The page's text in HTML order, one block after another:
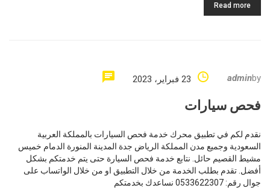
Read more
by
admin 23 فبراير، 2023
فحص سيارات
نقدم لكم في تطبيق محرك خدمة فحص السيارات بالمملكة العربية
السعودية وجميع مدن المملكة الرياض جدة المدينة المنورة الدمام خميس
مشيط القصيم حائل. نتابع خدمة فحص السيارة حتى يتم خدمتكم بشكل
أفضل. تقدم بطلب الخدمة من خلال التطبيق او من خلال الواتساب على
جوال رقم: 0533622307 نساعدك بخدمتكم